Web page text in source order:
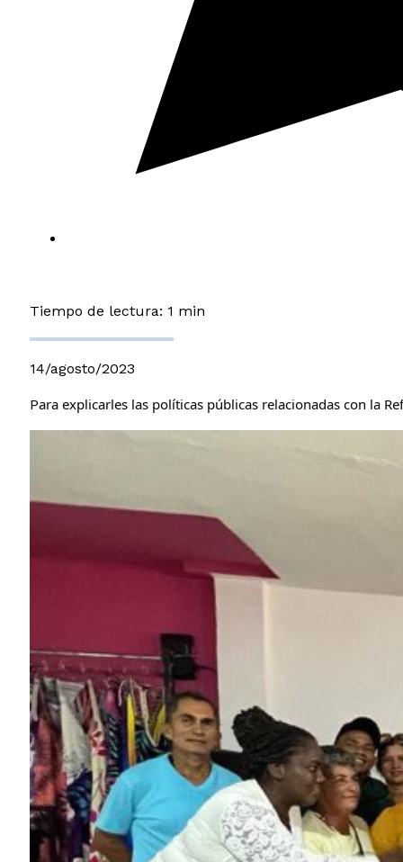
Tiempo de lectura: 1 min
14/agosto/2023
Para explicarles las políticas públicas relacionadas con la